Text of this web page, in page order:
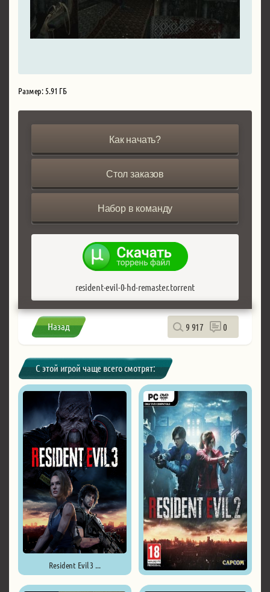
Размер: 5.91 ГБ
Как начать?
Стол заказов
Набор в команду
resident-evil-0-hd-remaster.torrent
Назад 9 917 0
С этой игрой чаще всего смотрят:
Resident Evil 3 ...